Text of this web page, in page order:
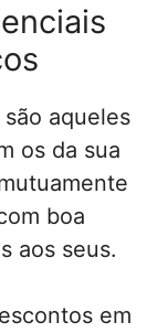
aqueles
os da sua
boa
aos seus.
em